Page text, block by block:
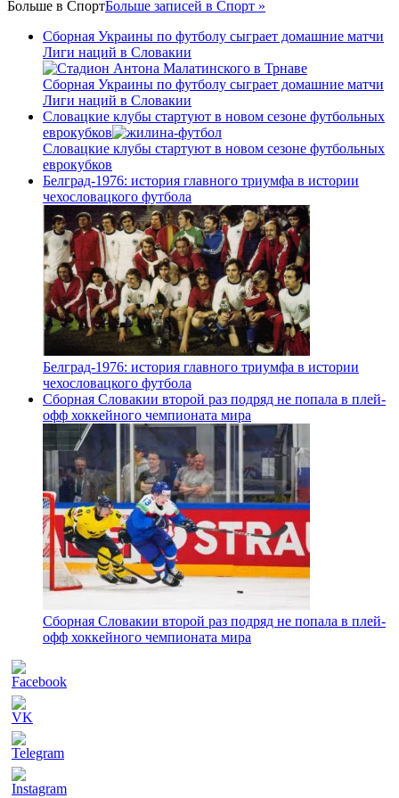
Больше в СпортБольше записей в Спорт »
Сборная Украины по футболу сыграет домашние матчи
Лиги наций в Словакии
Сборная Украины по футболу сыграет домашние матчи
Лиги наций в Словакии
Словацкие клубы стартуют в новом сезоне футбольных
еврокубков
Словацкие клубы стартуют в новом сезоне футбольных
еврокубков
Белград-1976: история главного триумфа в истории
чехословацкого футбола
Белград-1976: история главного триумфа в истории
чехословацкого футбола
Сборная Словакии второй раз подряд не попала в плей-
офф хоккейного чемпионата мира
Сборная Словакии второй раз подряд не попала в плей-
офф хоккейного чемпионата мира